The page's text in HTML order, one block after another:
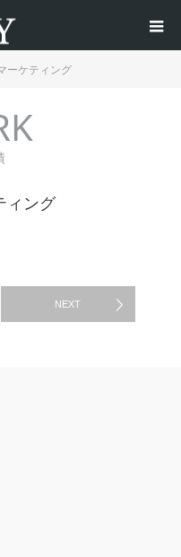
ーケティング
ィング
NEXT